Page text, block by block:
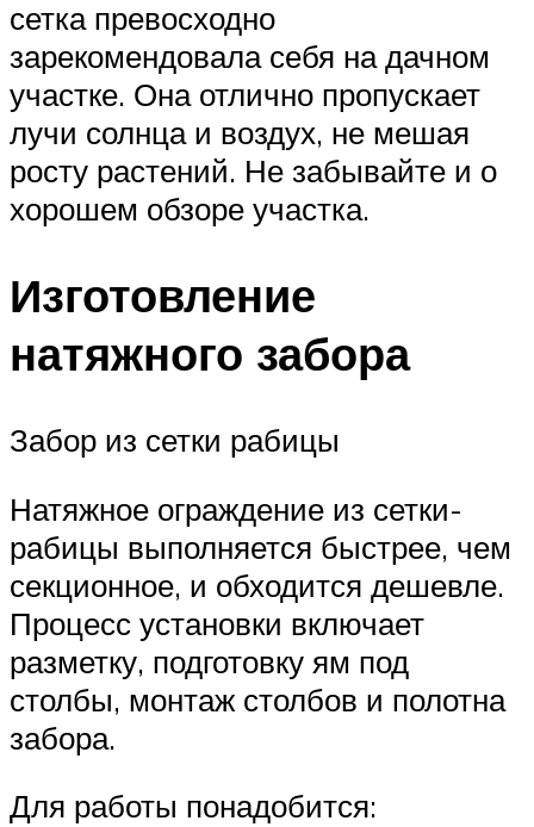
сетка превосходно
зарекомендовала себя на дачном
участке. Она отлично пропускает
лучи солнца и воздух, не мешая
росту растений. Не забывайте и о
хорошем обзоре участка.
Изготовление
натяжного забора
Забор из сетки рабицы
Натяжное ограждение из сетки-
рабицы выполняется быстрее, чем
секционное, и обходится дешевле.
Процесс установки включает
разметку, подготовку ям под
столбы, монтаж столбов и полотна
забора.
Для работы понадобится: